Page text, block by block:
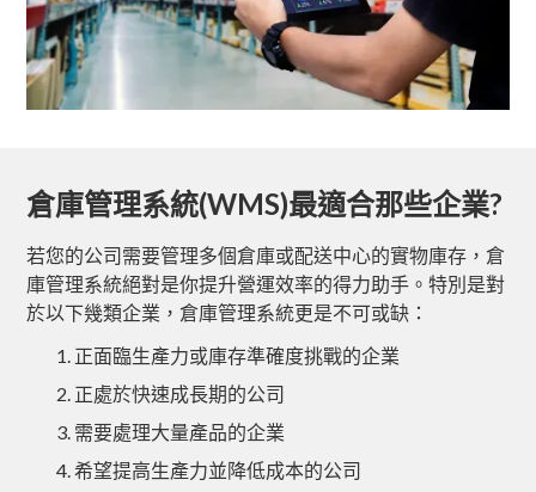
倉庫管理系統(WMS)最適合那些企業?
若您的公司需要管理多個倉庫或配送中心的實物庫存，倉
庫管理系統絕對是你提升營運效率的得力助手。特別是對
於以下幾類企業，倉庫管理系統更是不可或缺：
正面臨生產力或庫存準確度挑戰的企業
正處於快速成長期的公司
需要處理大量產品的企業
希望提高生產力並降低成本的公司